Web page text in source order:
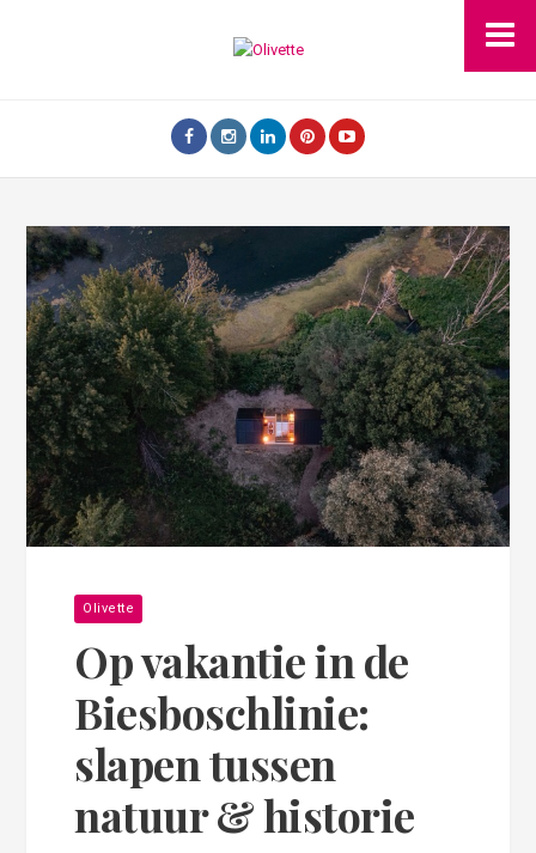
Olivette
Op vakantie in de
Biesboschlinie:
slapen tussen
natuur & historie